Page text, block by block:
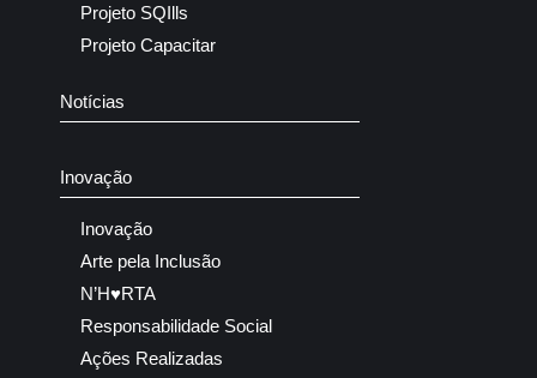
Projeto SQIlls
Projeto Capacitar
Notícias
Inovação
Inovação
Arte pela Inclusão
N’H♥RTA
Responsabilidade Social
Ações Realizadas